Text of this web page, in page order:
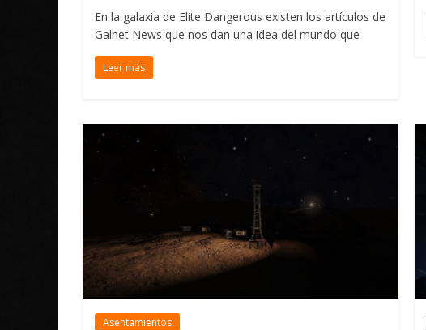
En la galaxia de Elite Dangerous existen los artículos de
Galnet News que nos dan una idea del mundo que
Leer más
Asentamientos